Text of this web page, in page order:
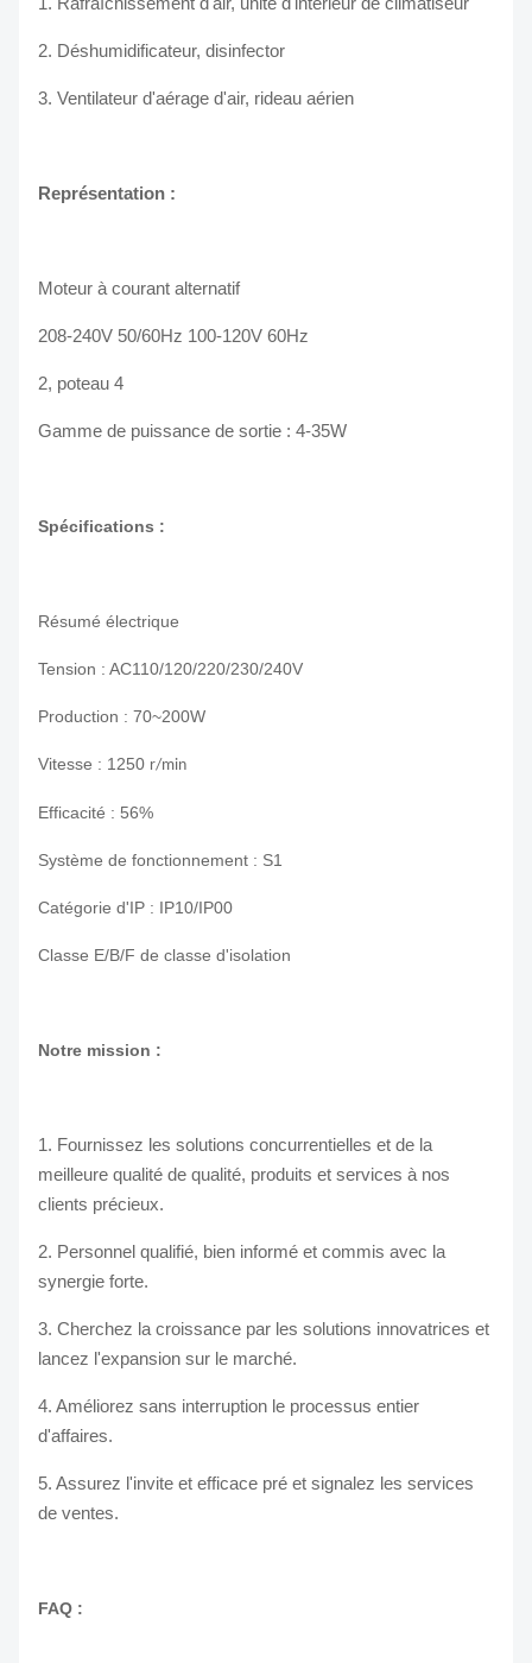
2. Déshumidificateur, disinfector
3. Ventilateur d'aérage d'air, rideau aérien
Représentation :
Moteur à courant alternatif
208-240V 50/60Hz 100-120V 60Hz
2, poteau 4
Gamme de puissance de sortie : 4-35W
Spécifications :
Résumé électrique
Tension : AC110/120/220/230/240V
Production : 70~200W
Vitesse : 1250 r/min
Efficacité : 56%
Système de fonctionnement : S1
Catégorie d'IP : IP10/IP00
Classe E/B/F de classe d'isolation
Notre mission :
1. Fournissez les solutions concurrentielles et de la
meilleure qualité de qualité, produits et services à nos
clients précieux.
2. Personnel qualifié, bien informé et commis avec la
synergie forte.
3. Cherchez la croissance par les solutions innovatrices et
lancez l'expansion sur le marché.
4. Améliorez sans interruption le processus entier
d'affaires.
5. Assurez l'invite et efficace pré et signalez les services
de ventes.
FAQ :